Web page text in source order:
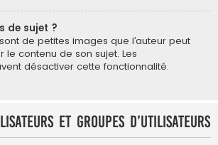
de sujet ?
de petites images que l’auteur peut
le contenu de son sujet. Les
désactiver cette fonctionnalité.
et groupes d’utilisateurs